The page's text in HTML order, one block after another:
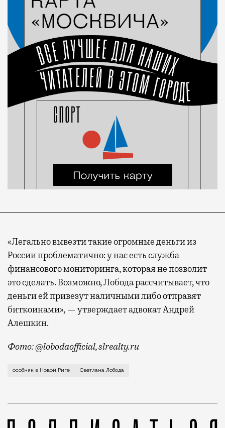
«Легально вывезти такие огромные деньги из
России проблематично: у нас есть служба
финансового мониторинга, которая не позволит
это сделать. Возможно, Лобода рассчитывает, что
деньги ей привезут наличными либо отправят
биткоинами», — утверждает адвокат Андрей
Алешкин.
Фото: @lobodaofficial, slrealty.ru
Кроме того, его можно арендовать за миллион в
особняк в Новой Риге Светлана Лобода